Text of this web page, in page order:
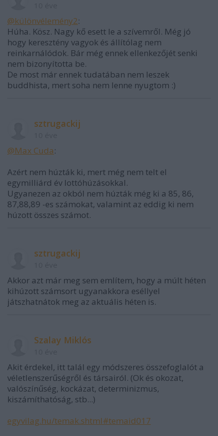
@különvélemény2:
Húha. Kösz. Nagy kő esett le a szívemről. Még jó
hogy keresztény vagyok és állítólag nem
reinkarnálódok. Bár még ennek ellenkezőjét senki
nem bizonyította be.
De most már ennek tudatában nem leszek
buddhista, mert soha nem lenne nyugtom :)
sztrugackij
@Max Cuda:
Azért nem húzták ki, mert még nem telt el
egymilliárd év lottóhúzásokkal.
Ugyanezen az okból nem húzták még ki a 85, 86,
87,88,89 -es számokat, valamint az eddig ki nem
húzott összes számot.
sztrugackij
Akkor azt már meg sem említem, hogy a múlt héten
kihúzott számsort ugyanakkora eséllyel
játszhatnátok meg az aktuális héten is.
Szalay Miklós
Akit érdekel, itt talál egy módszeres összefoglalót a
véletlenszerűségről és társairól. (Ok és okozat,
valószínűség, kockázat, determinizmus,
kiszámíthatóság, stb...)
egyvilag.hu/temak.shtml#temaid017